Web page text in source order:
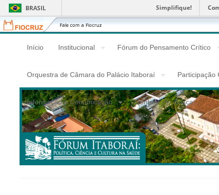
BRASIL Simplifique!
Fiocruz
Fale
com
Fiocruz
Início Institucional Fórum do Pensamento Crítico
Orquestra de Câmara do Palácio Itaboraí Participação
Informação e Comunicação Contato Busca